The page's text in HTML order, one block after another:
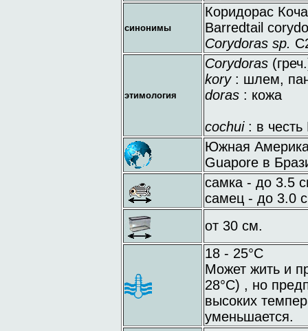
синонимы
Коридорас Коча
Barredtail
Corydoras sp.
этимология
Corydoras
kory : шлем,
doras : кожа
cochui: в честь
Южная
Guapore в
самка - до 3.5
самец - до 3.0
от 30 см.
18 - 25°C
Может жить и
28°C) , но
высоких
уменьшается.